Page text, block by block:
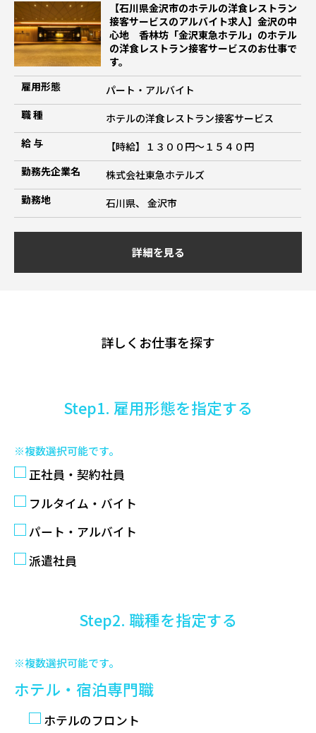
【石川県金沢市のホテルの洋食レストラン
接客サービスのアルバイト求人】金沢の中
心地 香林坊「金沢東急ホテル」のホテル
の洋食レストラン接客サービスのお仕事で
す。
雇用形態
パート・アルバイト
職 種
ホテルの洋食レストラン接客サービス
給 与
【時給】１３００円～１５４０円
勤務先企業名
株式会社東急ホテルズ
勤務地
石川県、 金沢市
詳細を見る
詳しくお仕事を探す
Step1. 雇用形態を指定する
※複数選択可能です。
正社員・契約社員
フルタイム・バイト
パート・アルバイト
派遣社員
Step2. 職種を指定する
※複数選択可能です。
ホテル・宿泊専門職
ホテルのフロント